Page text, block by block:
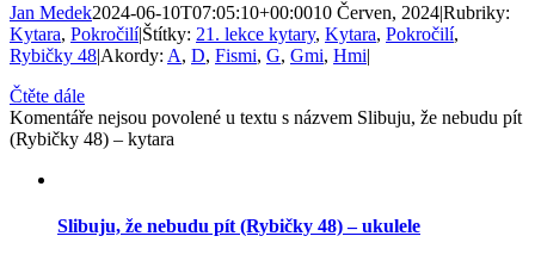
Jan Medek2024-06-10T07:05:10+00:0010 Červen, 2024|Rubriky:
Kytara, Pokročilí|Štítky: 21. lekce kytary, Kytara, Pokročilí,
Rybičky 48|Akordy: A, D, Fismi, G, Gmi, Hmi|
Čtěte dále
Komentáře nejsou povolené u textu s názvem Slibuju, že nebudu pít
(Rybičky 48) – kytara
Slibuju, že nebudu pít (Rybičky 48) – ukulele